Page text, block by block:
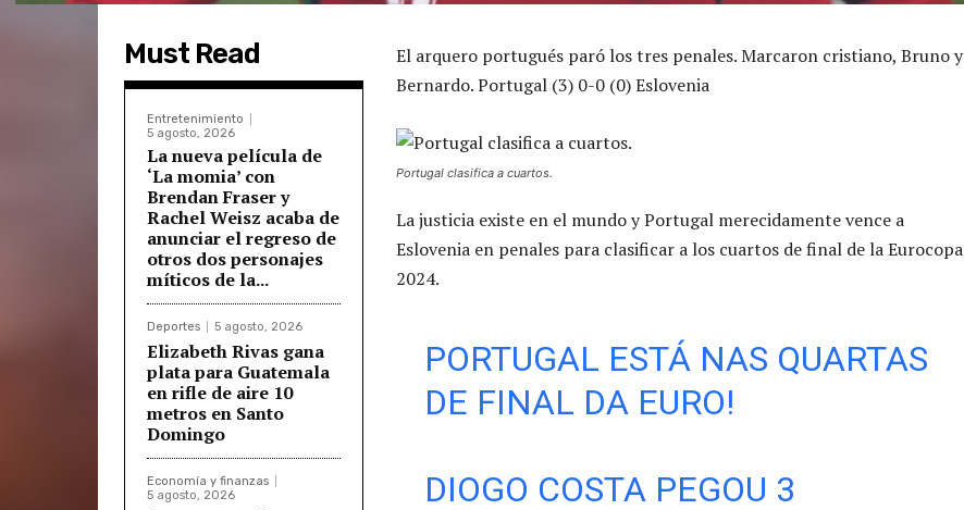
Must Read
Entretenimiento
5 agosto, 2026
La nueva película de
‘La momia’ con
Brendan Fraser y
Rachel Weisz acaba de
anunciar el regreso de
otros dos personajes
míticos de la...
Deportes 5 agosto, 2026
Elizabeth Rivas gana
plata para Guatemala
en rifle de aire 10
metros en Santo
Domingo
Economía y finanzas
5 agosto, 2026
El arquero portugués paró los tres penales. Marcaron cristiano, Bruno y
Bernardo. Portugal (3) 0-0 (0) Eslovenia
Portugal clasifica a cuartos.
La justicia existe en el mundo y Portugal merecidamente vence a
Eslovenia en penales para clasificar a los cuartos de final de la Eurocopa
2024.
PORTUGAL ESTÁ NAS QUARTAS
DE FINAL DA EURO!
DIOGO COSTA PEGOU 3